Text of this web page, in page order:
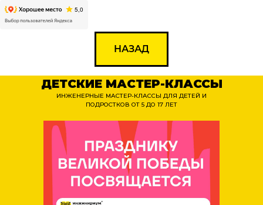
НАЗАД
ИНЖЕНЕРНЫЕ МАСТЕР-КЛАССЫ ДЛЯ ДЕТЕЙ И
ПОДРОСТКОВ ОТ 5 ДО 17 ЛЕТ
ДЕТСКИЕ МАСТЕР-КЛАССЫ